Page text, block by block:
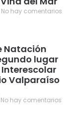
No hay comentarios
Natación
lugar
Interescolar
Valparaíso
No hay comentarios